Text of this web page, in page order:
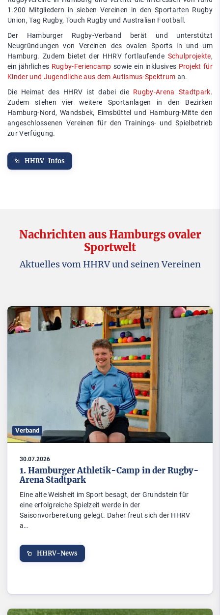
1.200 Mitgliedern in sieben Vereinen in den Sportarten Rugby
Union, Tag Rugby, Touch Rugby und Australian Football.
Der Hamburger Rugby-Verband berät und unterstützt
Neugründungen von Vereinen des ovalen Sports in und um
Hamburg. Zudem bietet der HHRV fortlaufende Schulprojekte,
ein jährliches Rugby-Feriencamp sowie ein inklusives Projekt für
Kinder und Jugendliche aus dem Autismus-Spektrum an.
Die Heimat des HHRV ist dabei die Rugby-Arena Stadtpark.
Zudem stehen vier weitere Sportanlagen in den Bezirken
Hamburg-Nord, Wandsbek, Eimsbüttel und Hamburg-Mitte den
angeschlossenen Vereinen für den Trainings- und Spielbetrieb
zur Verfügung.
HHRV-Infos
Nachrichten aus Hamburgs ovaler
Sportwelt
Aktuelles vom HHRV und seinen Vereinen
Verband
30.07.2026
1. Hamburger Athletik-Camp in der Rugby-
Arena Stadtpark
Eine alte Weisheit im Sport besagt, der Grundstein für
eine erfolgreiche Spielzeit werde in der
Saisonvorbereitung gelegt. Daher freut sich der HHRV
a…
HHRV-News